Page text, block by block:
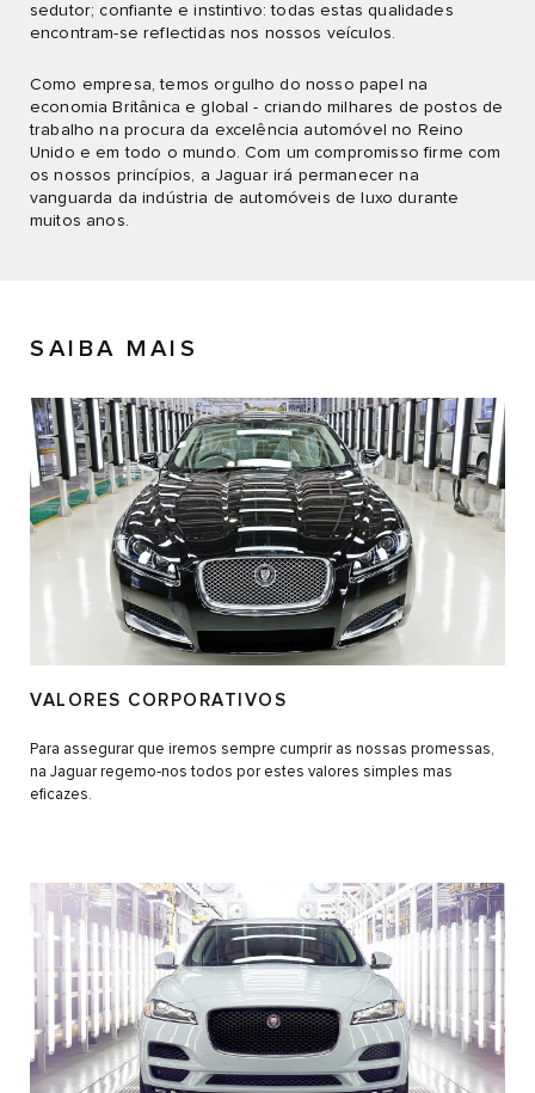
sedutor; confiante e instintivo: todas estas qualidades
encontram-se reflectidas nos nossos veículos.
Como empresa, temos orgulho do nosso papel na
economia Britânica e global - criando milhares de postos de
trabalho na procura da excelência automóvel no Reino
Unido e em todo o mundo. Com um compromisso firme com
os nossos princípios, a Jaguar irá permanecer na
vanguarda da indústria de automóveis de luxo durante
muitos anos.
SAIBA MAIS
VALORES CORPORATIVOS
Para assegurar que iremos sempre cumprir as nossas promessas,
na Jaguar regemo‑nos todos por estes valores simples mas
eficazes.